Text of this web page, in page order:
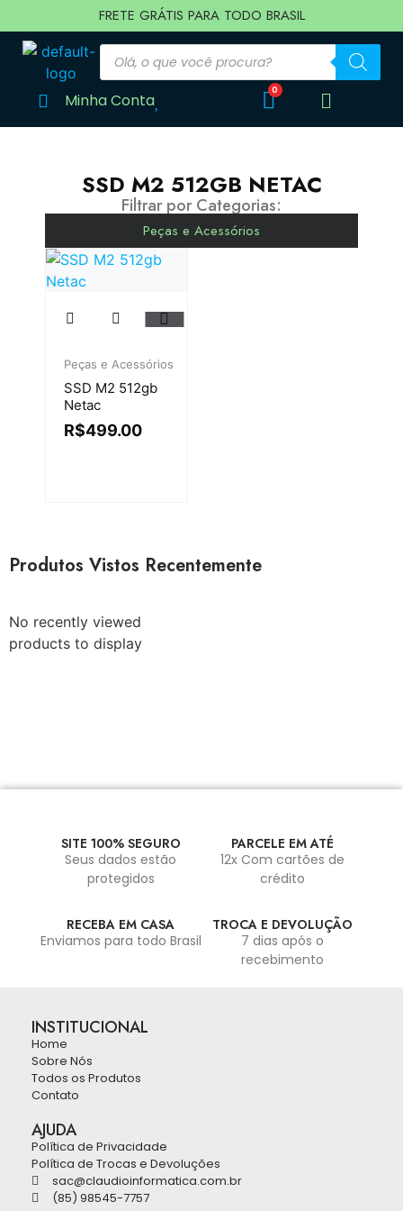
FRETE GRÁTIS PARA TODO BRASIL
Minha Conta
SSD M2 512GB NETAC
Filtrar por Categorias:
Peças e Acessórios
Peças e Acessórios
SSD M2 512gb
Netac
R$499.00
Produtos Vistos Recentemente
No recently viewed
products to display
SITE 100% SEGURO
Seus dados estão
protegidos
PARCELE EM ATÉ
12x Com cartões de
crédito
RECEBA EM CASA
Enviamos para todo Brasil
TROCA E DEVOLUÇÃO
7 dias após o
recebimento
INSTITUCIONAL
Home
Sobre Nós
Todos os Produtos
Contato
AJUDA
Política de Privacidade
Política de Trocas e Devoluções
sac@claudioinformatica.com.br
(85) 98545-7757